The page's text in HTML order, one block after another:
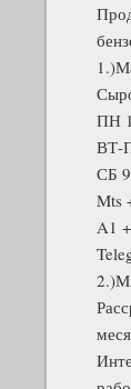
ПН
ВТ-
СБ
Mts
A1